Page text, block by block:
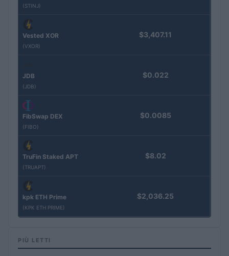
(STINJ)
Vested XOR
(VXOR)
$3,407.11
JDB
(JDB)
$0.022
FibSwap DEX
(FIBO)
$0.0085
TruFin Staked APT
(TRUAPT)
$8.02
kpk ETH Prime
(KPK ETH PRIME)
$2,036.25
PIÙ LETTI